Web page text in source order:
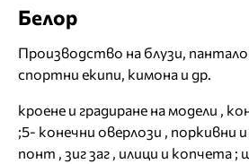
Белор
Производство на блузи,
спортни екипи, кимона и др.
кроене и градиране на модели ,
;5- конечни оверлози , поркивни
понт , зиг заг , илици и копчета